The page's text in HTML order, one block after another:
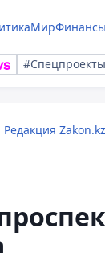
МирФинансы
#Спецпроекты
Редакция Zakon.kz